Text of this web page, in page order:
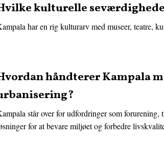
kulturelle
har en rig kulturarv med museer, teatre,
håndterer Kampala
står over for udfordringer som
for at bevare miljøet og forbedre